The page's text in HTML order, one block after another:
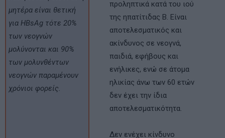
μητέρα είναι θετική
για HBsAg τότε 20%
των νεογνών
μολύνονται και 90%
των μολυνθέντων
νεογνών παραμένουν
χρόνιοι φορείς.
προληπτικά κατά του ιού
της ηπατίτιδας Β. Είναι
αποτελεσματικός και
ακίνδυνος σε νεογνά,
παιδιά, εφήβους και
ενήλικες, ενώ σε άτομα
ηλικίας άνω των 60 ετών
δεν έχει την ίδια
αποτελεσματικότητα.
Δεν ενέχει κίνδυνο